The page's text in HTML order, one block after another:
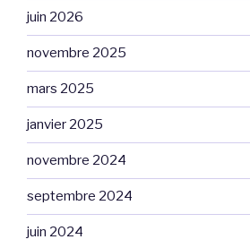
juin 2026
novembre 2025
mars 2025
janvier 2025
novembre 2024
septembre 2024
juin 2024